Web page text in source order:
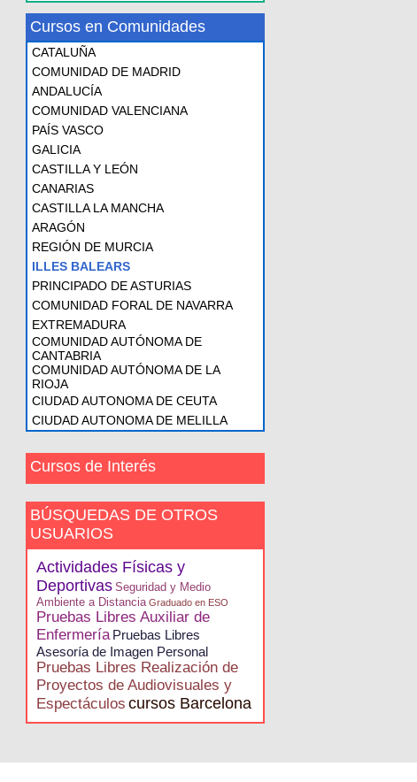
Cursos en Comunidades
CATALUÑA
COMUNIDAD DE MADRID
ANDALUCÍA
COMUNIDAD VALENCIANA
PAÍS VASCO
GALICIA
CASTILLA Y LEÓN
CANARIAS
CASTILLA LA MANCHA
ARAGÓN
REGIÓN DE MURCIA
ILLES BALEARS
PRINCIPADO DE ASTURIAS
COMUNIDAD FORAL DE NAVARRA
EXTREMADURA
COMUNIDAD AUTÓNOMA DE
CANTABRIA
COMUNIDAD AUTÓNOMA DE LA
RIOJA
CIUDAD AUTONOMA DE CEUTA
CIUDAD AUTONOMA DE MELILLA
Cursos de Interés
BÚSQUEDAS DE OTROS
USUARIOS
Actividades Físicas y
Deportivas Seguridad y Medio
Ambiente a Distancia Graduado en ESO
Pruebas Libres Auxiliar de
Enfermería Pruebas Libres
Asesoría de Imagen Personal
Pruebas Libres Realización de
Proyectos de Audiovisuales y
Espectáculos cursos Barcelona